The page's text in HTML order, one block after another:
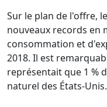
Sur le plan de l'offre,
nouveaux records en
consommation et
2018. Il est
représentait que 1 %
naturel des États-